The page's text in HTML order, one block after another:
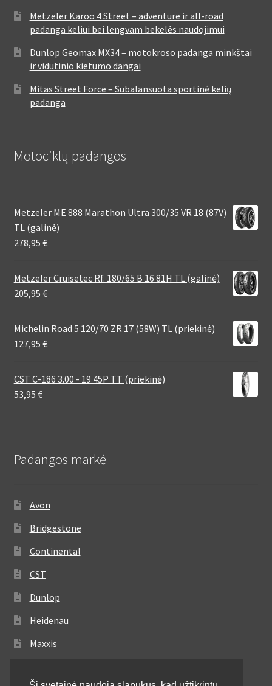
Metzeler Karoo 4 Street – adventure ir all-road
padanga keliui bei lengvam bekelės naudojimui
Dunlop Geomax MX34 – motokroso padanga minkštai
ir vidutinio kietumo dangai
Mitas Street Force – Subalansuota sportinė kelių
padanga
Motociklų padangos
Metzeler ME 888 Marathon Ultra 300/35 VR 18 (87V)
TL (galinė)
278,95 €
Metzeler Cruisetec Rf. 180/65 B 16 81H TL (galinė)
205,95 €
Michelin Road 5 120/70 ZR 17 (58W) TL (priekinė)
127,95 €
CST C-186 3.00 - 19 45P TT (priekinė)
53,95 €
Padangos markė
Avon
Bridgestone
Continental
CST
Dunlop
Heidenau
Maxxis